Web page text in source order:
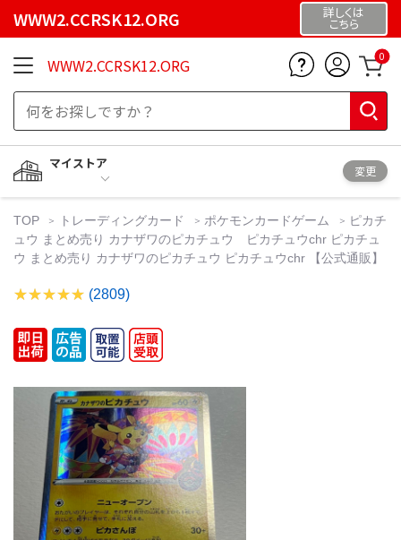
WWW2.CCRSK12.ORG 詳しくは
こちら
WWW2.CCRSK12.ORG 0
マイストア
変更
TOP トレーディングカード ポケモンカードゲーム
ピカチ
ュウ まとめ売り カナザワのピカチュウ ピカチュウchr ピカチュ
ウ まとめ売り カナザワのピカチュウ ピカチュウchr 【公式通販】
(2809)